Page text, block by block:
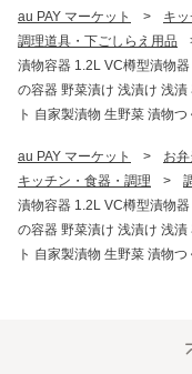
au PAY マーケット > キ
調理道具・下ごしらえ用品
漬物容器 1.2L VC樽型漬物
の容器 野菜漬け 浅漬け 浅
ト 自家製漬物 生野菜 漬物つ
au PAY マーケット > お
キッチン・食器・調理
>
漬物容器 1.2L VC樽型漬物
の容器 野菜漬け 浅漬け 浅
ト 自家製漬物 生野菜 漬物つ